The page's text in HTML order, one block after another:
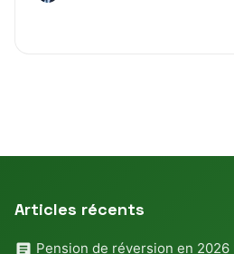
Articles récents
Pension de réversion en